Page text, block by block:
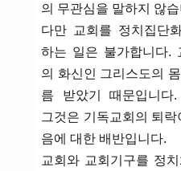
의 무관심을 말하지 않
다만 교회를 정치집단
하는 일은 불가합니다.
의 화신인 그리스도의
름 받았기 때문입니다.
그것은 기독교회의 퇴
음에 대한 배반입니다.
교회와 교회기구를 정